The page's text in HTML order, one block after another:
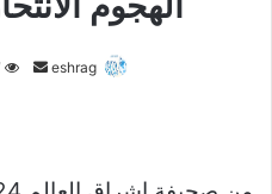
eshrag
أرسل